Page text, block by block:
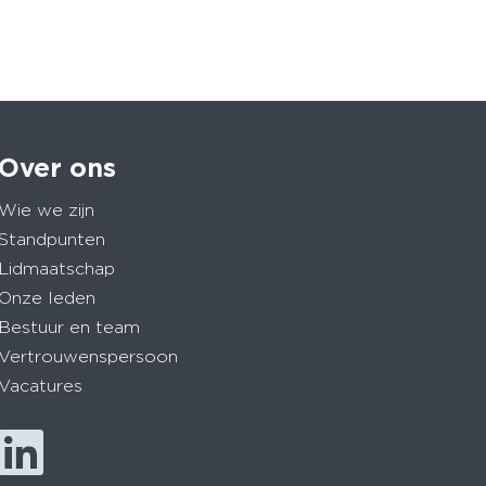
Over ons
Wie we zijn
Standpunten
Lidmaatschap
Onze leden
Bestuur en team
Vertrouwenspersoon
Vacatures